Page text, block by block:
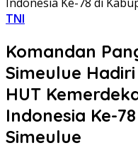
TNI
Komandan
Simeulue
HUT
Indonesia Ke-
Simeulue